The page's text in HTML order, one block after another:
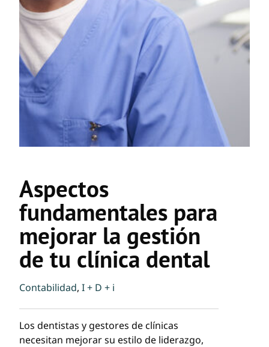
Aspectos
fundamentales para
mejorar la gestión
de tu clínica dental
Contabilidad, I + D + i
Los dentistas y gestores de clínicas
necesitan mejorar su estilo de liderazgo,